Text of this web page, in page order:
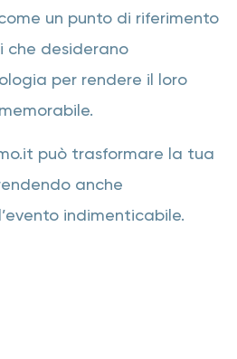
un punto di riferimento
che desiderano
per rendere il loro
può trasformare la tua
anche
indimenticabile.